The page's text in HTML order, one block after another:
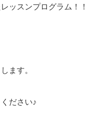
ッスンプログラム！！
ます。
ださい♪